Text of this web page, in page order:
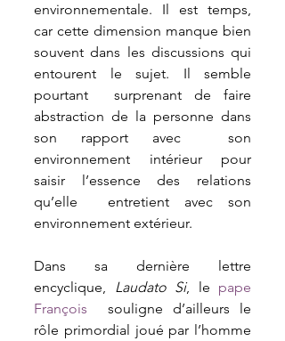
environnementale. Il est temps,
car cette dimension manque bien
souvent dans les discussions qui
entourent le sujet. Il semble
pourtant  surprenant de faire
abstraction de la personne dans
son rapport avec  son
environnement intérieur pour
saisir l’essence des relations
qu’elle  entretient avec son
environnement extérieur.
Dans sa dernière lettre
encyclique, Laudato Si, le pape
François
  souligne d’ailleurs le
rôle primordial joué par l’homme